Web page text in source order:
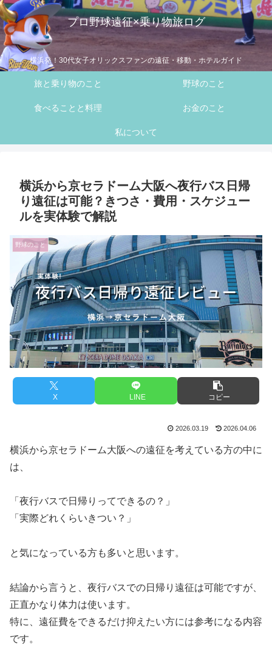
プロ野球遠征×乗り物旅ログ
横浜発！30代女子オリックスファンの遠征・移動・ホテルガイド
旅と乗り物のこと 野球のこと
食べることと料理 お金のこと
私について
横浜から京セラドーム大阪へ夜行バス日帰
り遠征は可能？きつさ・費用・スケジュー
ルを実体験で解説
野球のこと
X LINE コピー
2026.03.19 2026.04.06
横浜から京セラドーム大阪への遠征を考えている方の中に
は、
「夜行バスで日帰りってできるの？」
「実際どれくらいきつい？」
と気になっている方も多いと思います。
結論から言うと、夜行バスでの日帰り遠征は可能ですが、
正直かなり体力は使います。
特に、遠征費をできるだけ抑えたい方には参考になる内容
です。